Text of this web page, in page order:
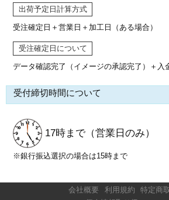
出荷予定日計算方式
受注確定日＋営業日＋加工日（ある場合）
受注確定日について
データ確認完了（イメージの承認完了） ＋入
受付締切時間について
17時まで （営業日のみ）
※銀行振込選択の場合は15時まで
会社概要 利用規約
特定商